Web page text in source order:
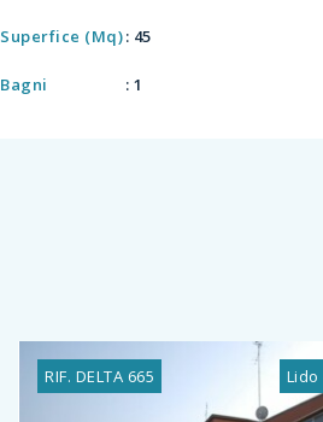
Superfice (Mq): 45
Bagni : 1
RIF. DELTA 665